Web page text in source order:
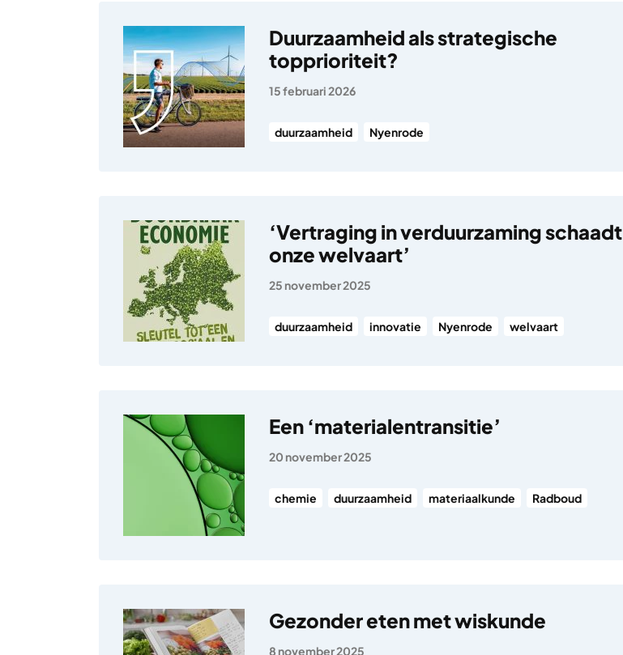
Duurzaamheid als strategische
topprioriteit?
15 februari 2026
duurzaamheid Nyenrode
‘Vertraging in verduurzaming schaadt
onze welvaart’
25 november 2025
duurzaamheid innovatie Nyenrode welvaart
Een ‘materialentransitie’
20 november 2025
chemie duurzaamheid materiaalkunde Radboud
Gezonder eten met wiskunde
8 november 2025